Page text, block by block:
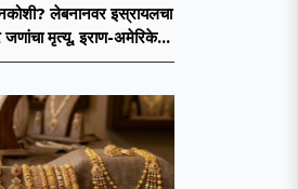
लेबनानवर इस्रायलचा
जणांचा मृत्यू, इराण-अमेरिकेत
प्रत्यारोप